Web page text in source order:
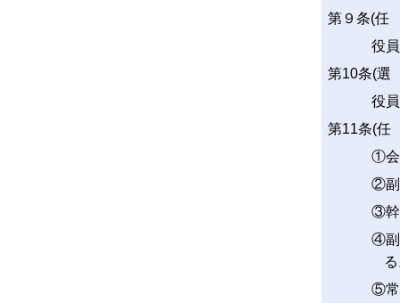
第９条(任
役
第10条(
役
第11条(
①会
②副
③幹
④副
⑤常